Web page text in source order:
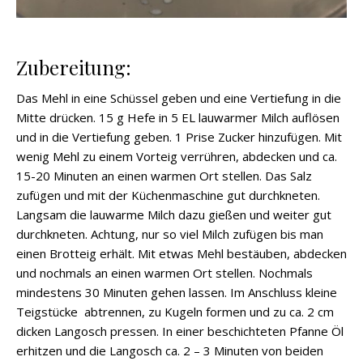
Zubereitung:
Das Mehl in eine Schüssel geben und eine Vertiefung in die
Mitte drücken. 15 g Hefe in 5 EL lauwarmer Milch auflösen
und in die Vertiefung geben. 1 Prise Zucker hinzufügen. Mit
wenig Mehl zu einem Vorteig verrühren, abdecken und ca.
15-20 Minuten an einen warmen Ort stellen. Das Salz
zufügen und mit der Küchenmaschine gut durchkneten.
Langsam die lauwarme Milch dazu gießen und weiter gut
durchkneten. Achtung, nur so viel Milch zufügen bis man
einen Brotteig erhält. Mit etwas Mehl bestäuben, abdecken
und nochmals an einen warmen Ort stellen. Nochmals
mindestens 30 Minuten gehen lassen. Im Anschluss kleine
Teigstücke abtrennen, zu Kugeln formen und zu ca. 2 cm
dicken Langosch pressen. In einer beschichteten Pfanne Öl
erhitzen und die Langosch ca. 2 – 3 Minuten von beiden